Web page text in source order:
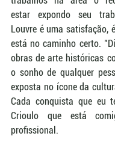
estar expondo seu
Louvre é uma satisfação,
está no caminho certo.
obras de arte históricas
o sonho de qualquer
exposta no ícone da
Cada conquista que eu
Crioulo que está
profissional.